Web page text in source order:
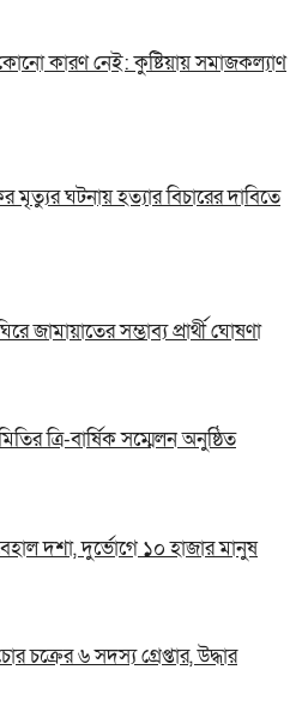
কারণ নেই: কুষ্টিয়ায় সমাজকল্যাণ
ঘটনায় হত্যার বিচারের দাবিতে
জামায়াতের সম্ভাব্য প্রার্থী ঘোষণা
ত্রি-বার্ষিক সম্মেলন অনুষ্ঠিত
দশা, দুর্ভোগে ১০ হাজার মানুষ
চক্রের ৬ সদস্য গ্রেপ্তার, উদ্ধার